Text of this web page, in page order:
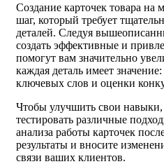
Создание карточек товара
шаг, который требует
деталей. Следуя
создать эффективные и
помогут вам значительно
каждая деталь имеет
ключевых слов и оценки
Чтобы улучшить свои
тестировать различные
анализа работы карточек
результаты и вносите
связи ваших клиентов.